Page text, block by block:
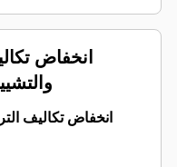
انخفاض
انخفاض تكاليف